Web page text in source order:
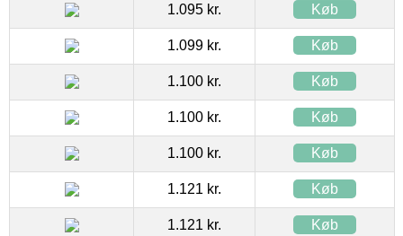
1.095 kr. Køb
1.099 kr. Køb
1.100 kr. Køb
1.100 kr. Køb
1.100 kr. Køb
1.121 kr. Køb
1.121 kr. Køb